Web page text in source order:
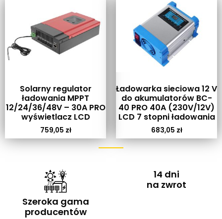
Solarny regulator
ładowania MPPT
12/24/36/48V – 30A PRO
wyświetlacz LCD
759,05 zł
Ładowarka sieciowa 12 V
do akumulatorów BC-
40 PRO 40A (230V/12V)
LCD 7 stopni ładowania
683,05 zł
Szeroka gama
producentów
14 dni
na zwrot